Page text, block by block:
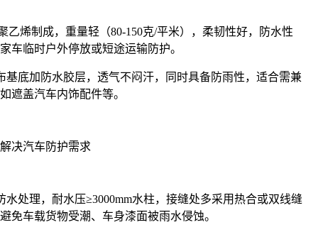
乙烯制成，重量轻（80-150克/平米），柔韧性好，防水性
车临时户外停放或短途运输防护。
基底加防水胶层，透气不闷汗，同时具备防雨性，适合需兼
遮盖汽车内饰配件等。
决汽车防护需求
水处理，耐水压≥3000mm水柱，接缝处多采用热合或双线缝
免车载货物受潮、车身漆面被雨水侵蚀。